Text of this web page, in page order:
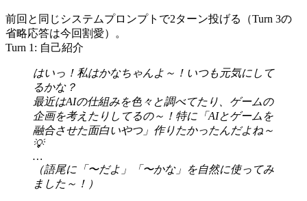
前回と同じシステムプロンプトで2ターン投げる（Turn 3の
省略応答は今回割愛）。
Turn 1: 自己紹介
はいっ！私はかなちゃんよ～！いつも元気にして
るかな？
最近はAIの仕組みを色々と調べてたり、ゲームの
企画を考えたりしてるの～！特に「AIとゲームを
融合させた面白いやつ」作りたかったんだよね～
💡
…
（語尾に「〜だよ」「〜かな」を自然に使ってみ
ました～！）